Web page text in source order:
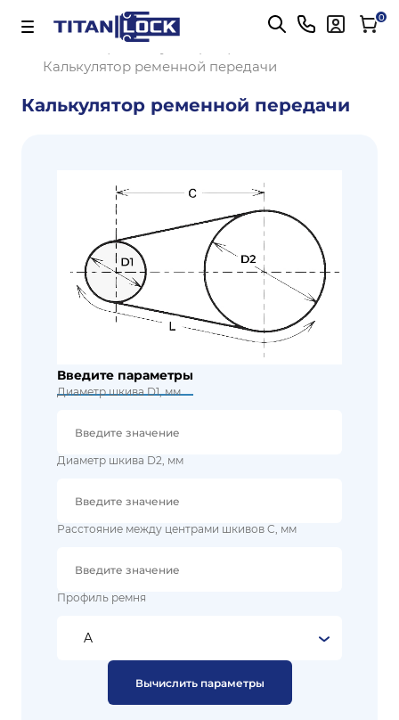
Важно! Для оплаты заказов Подробнее 0
Калькуляторы
Калькулятор ременной передачи
Калькулятор ременной передачи
Введите параметры
Диаметр шкива D1, мм
Диаметр шкива D2, мм
Расстояние между центрами шкивов C, мм
Профиль ремня
Вычислить параметры